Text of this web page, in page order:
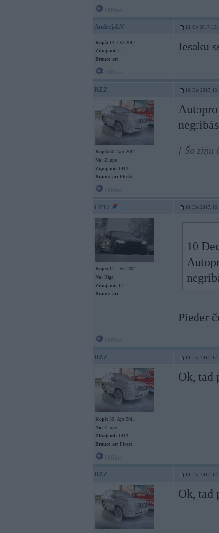
AndrejsLV 13. Oct 2017,
Kopš: 13. Oct 2017
Ziņojumi: 2
Braucu ar:
Iesaku
RZZ 10. Dec 2017,
Kopš: 30. Apr 2011
No: Zilupe
Ziņojumi: 1413
Braucu ar: Plostu
[ Šo ziņu
CP17 10. Dec 2017,
Kopš: 17. Dec 2002
No: Rīga
Ziņojumi: 17
Braucu ar:
10
Pieder
RZZ 10. Dec 2017,
Kopš: 30. Apr 2011
No: Zilupe
Ziņojumi: 1413
Braucu ar: Plostu
Ok, tad
RZZ 10. Dec 2017,
Ok, tad